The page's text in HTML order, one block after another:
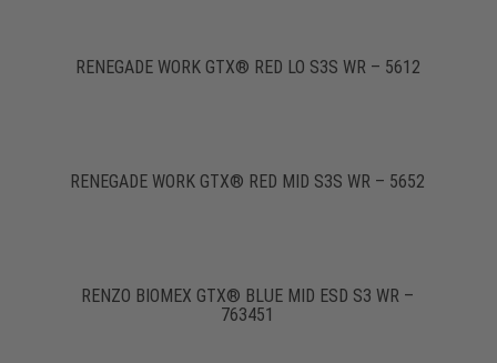
RENEGADE WORK GTX® RED LO S3S WR – 5612
RENEGADE WORK GTX® RED MID S3S WR – 5652
RENZO BIOMEX GTX® BLUE MID ESD S3 WR –
763451